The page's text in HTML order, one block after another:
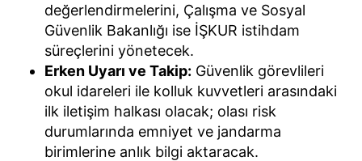
değerlendirmelerini, Çalışma ve Sosyal
Güvenlik Bakanlığı ise İŞKUR istihdam
süreçlerini yönetecek.
Erken Uyarı ve Takip: Güvenlik görevlileri
okul idareleri ile kolluk kuvvetleri arasındaki
ilk iletişim halkası olacak; olası risk
durumlarında emniyet ve jandarma
birimlerine anlık bilgi aktaracak.